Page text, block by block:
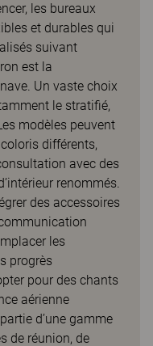
les bureaux
et durables qui
suivant
est la
Un vaste choix
le stratifié,
modèles peuvent
différents,
avec des
renommés.
des accessoires
les
progrès
pour des chants
aérienne
d’une gamme
de réunion, de